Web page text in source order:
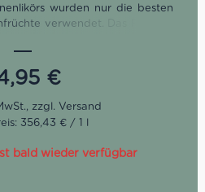
wurden nur die besten
verwendet. Das Resultat
Zitrusfrüchten
und natürlichen Aromen
€
356,43 € / 1 l
bald wieder verfügbar